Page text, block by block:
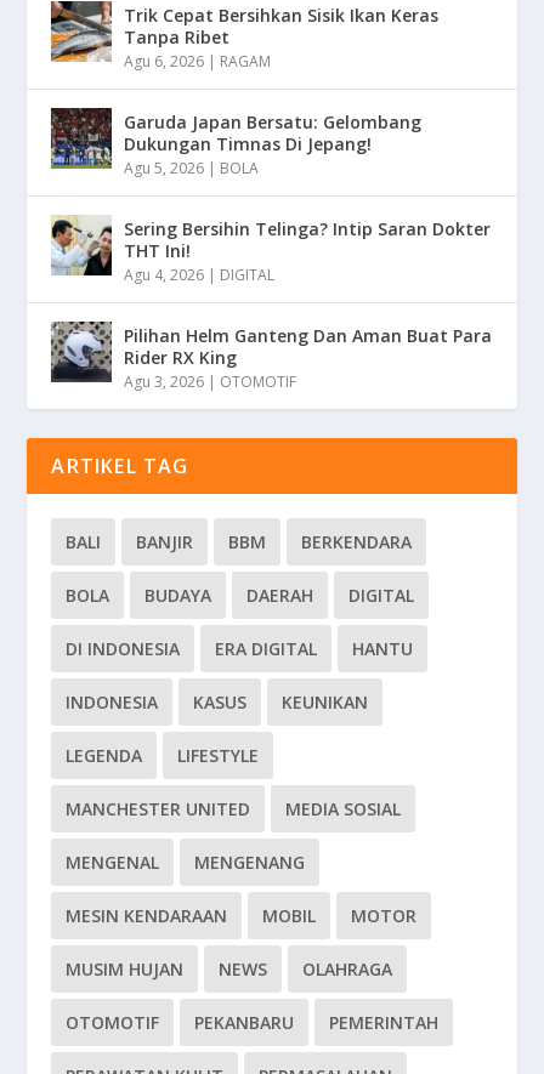
Trik Cepat Bersihkan Sisik Ikan Keras
Tanpa Ribet
Agu 6, 2026 | RAGAM
Garuda Japan Bersatu: Gelombang
Dukungan Timnas Di Jepang!
Agu 5, 2026 | BOLA
Sering Bersihin Telinga? Intip Saran Dokter
THT Ini!
Agu 4, 2026 | DIGITAL
Pilihan Helm Ganteng Dan Aman Buat Para
Rider RX King
Agu 3, 2026 | OTOMOTIF
ARTIKEL TAG
BALI BANJIR BBM BERKENDARA
BOLA BUDAYA DAERAH DIGITAL
DI INDONESIA ERA DIGITAL HANTU
INDONESIA KASUS KEUNIKAN
LEGENDA LIFESTYLE
MANCHESTER UNITED MEDIA SOSIAL
MENGENAL MENGENANG
MESIN KENDARAAN MOBIL MOTOR
MUSIM HUJAN NEWS OLAHRAGA
OTOMOTIF PEKANBARU PEMERINTAH